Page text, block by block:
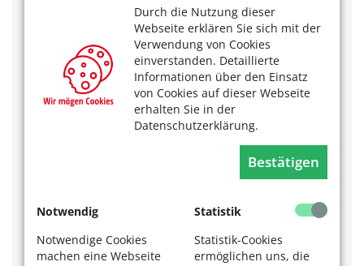
Durch die Nutzung dieser
Webseite erklären Sie sich mit der
Verwendung von Cookies
einverstanden. Detaillierte
Informationen über den Einsatz
von Cookies auf dieser Webseite
erhalten Sie in der
Datenschutzerklärung.
Bestätigen
Notwendig
Notwendige Cookies
machen eine Webseite
Statistik
Statistik-Cookies
ermöglichen uns, die
Cäcilienstraße 29 – 33
Öffnungszeiten Sprachraum
Montag – Samstag 10 – 18 Uhr
Sonntag 13 – 18 Uhr
Das aktuelle Programm zum Umzug der Bibliothek gibt
"All you can read" – Viel Neues in der
Zentralbibliothek - Stadt Köln (stadt-koeln.de)
Das könnte Sie auch interessieren:
Interessantes Angebot für alle Lesenden der Kölner
Stadtbibliothek:Filme drehen wie ein Profi.